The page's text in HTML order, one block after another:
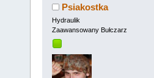
Psiakostka
Hydraulik
Zaawansowany Bułczarz